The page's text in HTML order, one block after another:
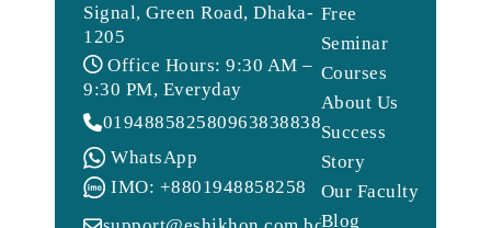
Signal, Green Road, Dhaka-
1205
Office Hours: 9:30 AM –
9:30 PM, Everyday
0194885825809638388388
WhatsApp
IMO: +8801948858258
Free
Seminar
Courses
About Us
Success
Story
Our Faculty
Blog